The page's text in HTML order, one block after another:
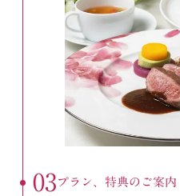
03 プラン、特典のご案内